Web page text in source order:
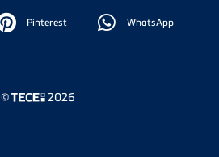
Pinterest WhatsApp
© 2026